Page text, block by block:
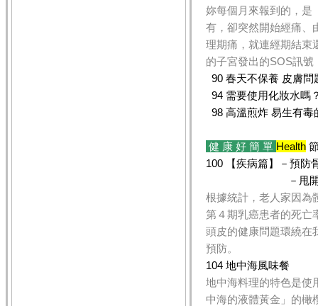
妳每個月來報到的，是
有，卻突然開始經痛、
理期痛，就連經期結束
的子宮發出的SOS訊號
90 春天不保養 皮膚問
94 需要使用化妝水嗎
98 高溫煎炸 易生有毒
健 康 好 簡 單 Health
100 【疾病篇】－預防
－甩開掉髮危
根據統計，老人家因為
第４期乳癌患者的死亡
頭皮的健康問題環繞在
預防。
104 地中海風味餐
地中海料理的特色是使
中海的液體黃金」的橄